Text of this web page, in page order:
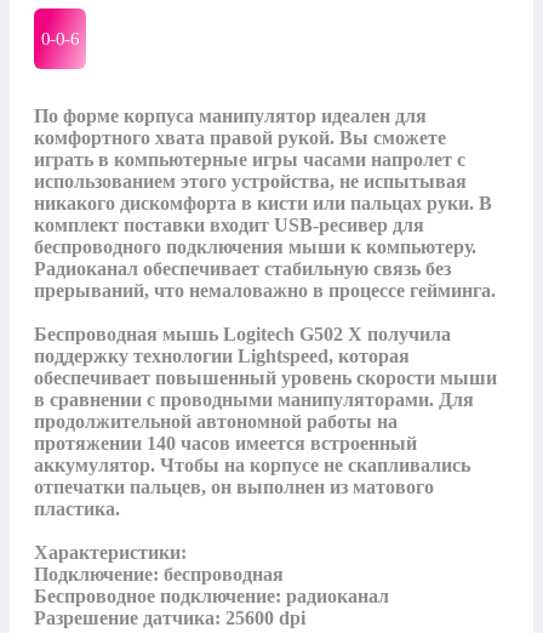
0-0-6
По форме корпуса манипулятор идеален для
комфортного хвата правой рукой. Вы сможете
играть в компьютерные игры часами напролет с
использованием этого устройства, не испытывая
никакого дискомфорта в кисти или пальцах руки. В
комплект поставки входит USB-ресивер для
беспроводного подключения мыши к компьютеру.
Радиоканал обеспечивает стабильную связь без
прерываний, что немаловажно в процессе гейминга.
Беспроводная мышь Logitech G502 X получила
поддержку технологии Lightspeed, которая
обеспечивает повышенный уровень скорости мыши
в сравнении с проводными манипуляторами. Для
продолжительной автономной работы на
протяжении 140 часов имеется встроенный
аккумулятор. Чтобы на корпусе не скапливались
отпечатки пальцев, он выполнен из матового
пластика.
Характеристики:
Подключение: беспроводная
Беспроводное подключение: радиоканал
Разрешение датчика: 25600 dpi